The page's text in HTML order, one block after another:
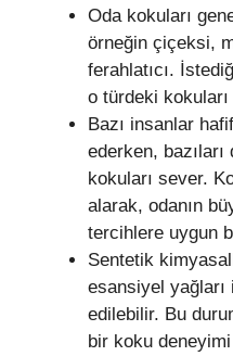
Oda kokuları
örneğin çiçeksi,
ferahlatıcı.
o türdeki
Bazı insanlar
ederken,
kokuları sever.
alarak, odanın
tercihlere uygun
Sentetik
esansiyel yağları
edilebilir. Bu
bir koku